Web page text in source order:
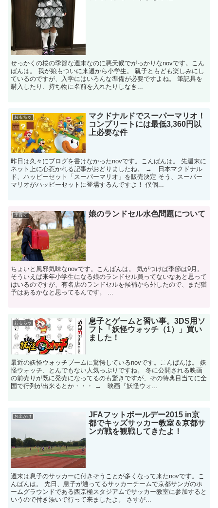
せっかくの桜の季節な週末なのに悪天候でがっかりなnovです。こん
ばんは。 我が娘もついに来週から小学生。 親子ともども楽しみにし
ているのですが、入学にはいろんな準備が必要ですよね。 筆記具を
購入したり、持ち物に名前を入れたりしなき...
おもちゃ
マクドナルドでスーパーマリオ！
コンプリートには最低3,360円以
上必要な件
昨日は久々にブログを書けなかったnovです。こんばんは。 先週末に
ネット上に心惹かれる記事がおどりましたね。 → 日本マクドナル
ド、ハッピーセット「スーパーマリオ」を販売決定 そう、スーパー
マリオがハッピーセットに登場するんですよ！ 僕個...
子育て 娘のランドセル水色問題について
ちょいと風邪気味なnovです。こんばんは。 気がつけば季節は9月。
そういえば来年小学生になる娘のランドセル買ってないなあと思って
はいるのですが、有名店のランドセルを候補から外したので、まだ猶
予はあるかなと思ってるんです。 ...
おもちゃ
息子とゲームと習い事。3DS用ソ
フト「妖怪ウォッチ（1）」買い
ました！
最近の妖怪ウォッチブームに驚愕しているnovです。こんばんは。 妖
怪ウォッチ、とんでもない人気っぷりですね。 冬に公開される映画
の前売りが既に発売になってるのも驚きですが、その特典目当てに全
国で行列が出来るとか・・・ → 映画『妖怪ウォ...
お出かけ
JFAフットボールデー2015 in京
都でキッズサッカー教室＆京都サ
ンガ戦を観戦してきたよ！
週末は息子のサッカーに付きそうことが多くなって来たnovです。こ
んばんは。 先日、息子が通ってるサッカーチームで京都サンガのホ
ームグラウンドである西京極スタジアムでサッカー教室に参加すると
いうので付き添いで行って来ましたよ。 さすが...